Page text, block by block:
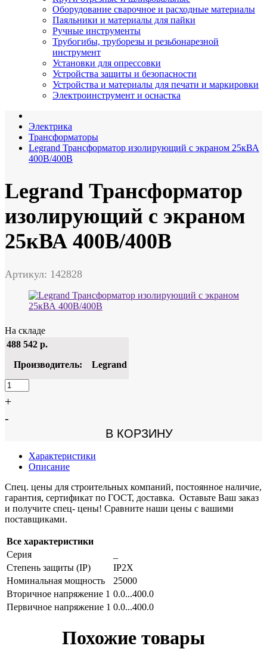
Оборудование сварочное и расходные материалы
Паяльники и материалы для пайки
Ручные инструменты
Трубогибы, труборезы и резьбонарезной
инструмент
Установки для опрессовки
Устройства защиты и безопасности
Устройства и материалы для печати и маркировки
Электроинструмент и оснастка
Электрика
Трансформаторы
Legrand Трансформатор изолирующий с экраном 25кВА
400В/400В
Legrand Трансформатор
изолирующий с экраном
25кВА 400В/400В
Артикул: 142828
На складе
488 542 р.
Производитель:
Legrand
+
-
В КОРЗИНУ
Характеристики
Описание
Спец. цены для строительных компаний, постоянное наличие,
гарантия, сертификат по ГОСТ, доставка. Оставьте Ваш заказ
и получите спец- цены! Сравните наши цены с вашими
поставщиками.
Все характеристики
Серия
Степень защиты (IP)
IP2X
Номинальная мощность
25000
Вторичное напряжение 1 0.0...400.0
Первичное напряжение 1 0.0...400.0
Похожие товары